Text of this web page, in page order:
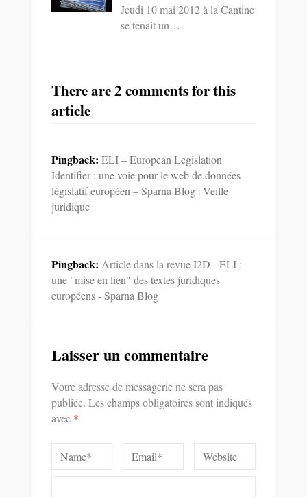
Jeudi 10 mai 2012 à la Cantine
se tenait un…
There are 2 comments for this
article
Pingback: ELI – European Legislation
Identifier : une voie pour le web de données
législatif européen – Sparna Blog | Veille
juridique
Pingback: Article dans la revue I2D - ELI :
une "mise en lien" des textes juridiques
européens - Sparna Blog
Laisser un commentaire
Votre adresse de messagerie ne sera pas
publiée. Les champs obligatoires sont indiqués
avec *